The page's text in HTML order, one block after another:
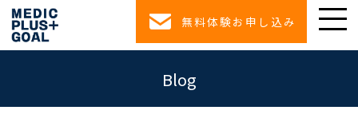
無料体験お申し込み
Blog